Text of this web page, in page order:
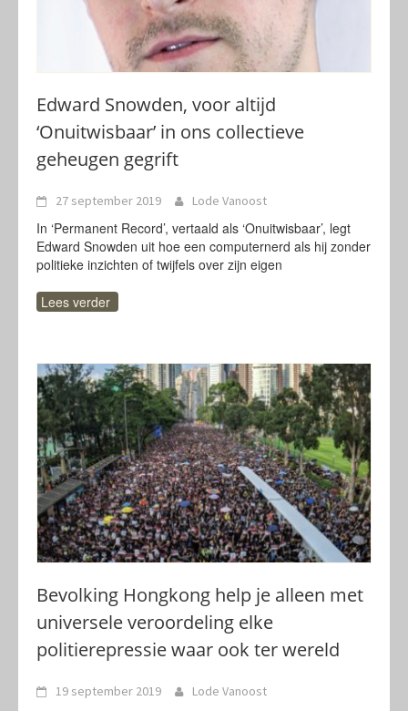
Edward Snowden, voor altijd
‘Onuitwisbaar’ in ons collectieve
geheugen gegrift
27 september 2019 Lode Vanoost
In ‘Permanent Record’, vertaald als ‘Onuitwisbaar’, legt
Edward Snowden uit hoe een computernerd als hij zonder
politieke inzichten of twijfels over zijn eigen
Lees verder
Bevolking Hongkong help je alleen met
universele veroordeling elke
politierepressie waar ook ter wereld
19 september 2019 Lode Vanoost